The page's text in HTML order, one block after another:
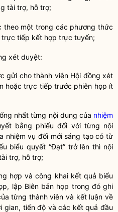
tài trợ, hỗ trợ;
theo một trong các phương thức
tiếp kết hợp trực tuyến;
xét duyệt:
gửi cho thành viên Hội đồng xét
hoặc trực tiếp trước phiên họp ít
nhất từng nội dung của nhiệm
bằng phiếu đối với từng nội
nhiệm vụ đổi mới sáng tạocó từ
biểu quyết “Đạt” trở lên thì nội
trợ, hỗ trợ;
hợp và công khai kết quả biểu
lập Biên bản họp trong đó ghi
từng thành viên và kết luận về
tiến độ và các kết quả đầu